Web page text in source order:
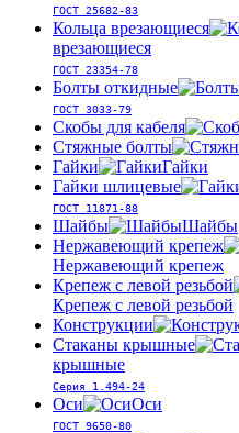
ГОСТ 25682-83
Кольца врезающиеся
врезающиеся
ГОСТ 23354-78
Болты откидные
ГОСТ 3033-79
Скобы для кабеля
Стяжные болты
Гайки
Гайки
Гайки шлицевые
ГОСТ 11871-88
Шайбы
Шайбы
Нержавеющий крепеж
Нержавеющий крепеж
Крепеж с левой резьбой
Крепеж с левой резьбой
Конструкции
Стаканы крышные
крышные
Серия 1.494-24
Оси Оси
ГОСТ 9650-80